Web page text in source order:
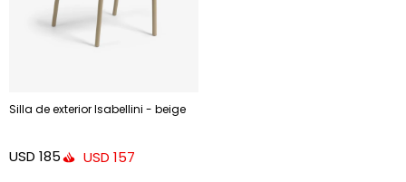
Silla de exterior Isabellini - beige
USD 185 USD 157